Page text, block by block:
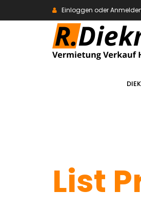
Einloggen oder
List